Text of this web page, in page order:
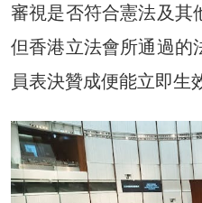
審視是否符合憲法及其
但香港立法會所通過的
員表決贊成便能立即生